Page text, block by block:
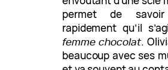
permet de
rapidement qu’il
femme chocolat.
beaucoup avec ses